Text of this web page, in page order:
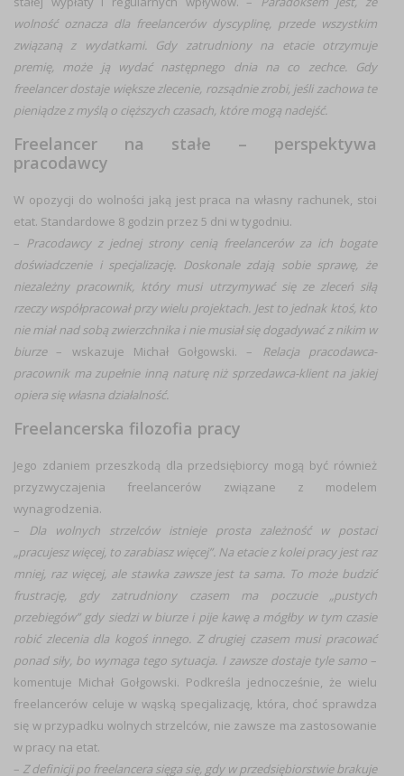
wolność oznacza dla freelancerów dyscyplinę, przede wszystkim
związaną z wydatkami.
Gdy zatrudniony na etacie otrzymuje
premię, może ją wydać następnego dnia na co zechce. Gdy
freelancer dostaje większe zlecenie, rozsądnie zrobi, jeśli zachowa te
pieniądze z myślą o cięższych czasach, które mogą nadejść.
Freelancer na stałe – perspektywa
pracodawcy
W opozycji do wolności jaką jest praca na własny rachunek, stoi
etat. Standardowe 8 godzin przez 5 dni w tygodniu.
– Pracodawcy z jednej strony cenią freelancerów za ich bogate
doświadczenie i specjalizację. Doskonale zdają sobie sprawę, że
niezależny pracownik, który musi utrzymywać się ze zleceń siłą
rzeczy współpracował przy wielu projektach. Jest to jednak ktoś, kto
nie miał nad sobą zwierzchnika i nie musiał się dogadywać z nikim w
biurze– wskazuje Michał Gołgowski. – Relacja pracodawca-
pracownik ma zupełnie inną naturę niż sprzedawca-klient na jakiej
opiera się własna działalność.
Freelancerska filozofia pracy
Jego zdaniem przeszkodą dla przedsiębiorcy mogą być również
przyzwyczajenia freelancerów związane z modelem
wynagrodzenia.
– Dla wolnych strzelców istnieje prosta zależność w postaci
„pracujesz więcej, to zarabiasz więcej”. Na etacie z kolei pracy jest raz
mniej, raz więcej, ale stawka zawsze jest ta sama. To może budzić
frustrację, gdy zatrudniony czasem ma poczucie „pustych
przebiegów” gdy siedzi w biurze i pije kawę a mógłby w tym czasie
robić zlecenia dla kogoś innego. Z drugiej czasem musi pracować
ponad siły, bo wymaga tego sytuacja. I zawsze dostaje tyle samo–
komentuje Michał Gołgowski. Podkreśla jednocześnie, że wielu
freelancerów celuje w wąską specjalizację, która, choć sprawdza
się w przypadku wolnych strzelców, nie zawsze ma zastosowanie
w pracy na etat.
– Z definicji po freelancera sięga się, gdy w przedsiębiorstwie brakuje